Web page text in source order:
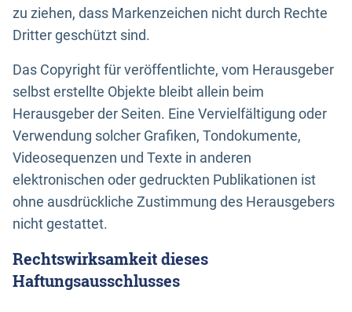
zu ziehen, dass Markenzeichen nicht durch Rechte
Dritter geschützt sind.
Das Copyright für veröffentlichte, vom Herausgeber
selbst erstellte Objekte bleibt allein beim
Herausgeber der Seiten. Eine Vervielfältigung oder
Verwendung solcher Grafiken, Tondokumente,
Videosequenzen und Texte in anderen
elektronischen oder gedruckten Publikationen ist
ohne ausdrückliche Zustimmung des Herausgebers
nicht gestattet.
Rechtswirksamkeit dieses
Haftungsausschlusses